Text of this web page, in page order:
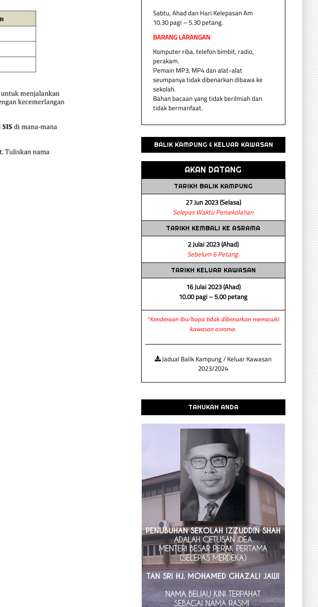
Sabtu, Ahad dan Hari Kelepasan Am
10.30 pagi – 5.30 petang.
BARANG LARANGAN
Komputer riba, telefon bimbit, radio,
perakam.
Pemain MP3, MP4 dan alat-alat
seumpanya tidak dibenarkan dibawa ke
sekolah.
Bahan bacaan yang tidak berilmiah dan
tidak bermanfaat.
BALIK KAMPUNG & KELUAR KAWASAN
AKAN DATANG
TARIKH BALIK KAMPUNG
27 Jun 2023 (Selasa)
Selepas Waktu Persekolahan
TARIKH KEMBALI KE ASRAMA
2 Julai 2023 (Ahad)
Sebelum 6 Petang.
TARIKH KELUAR KAWASAN
16 Julai 2023 (Ahad)
10.00 pagi – 5.00 petang
*Kenderaan ibu/bapa tidak dibenarkan memasuki
kawasan asrama.
Jadual Balik Kampung / Keluar Kawasan
2023/2024
TAHUKAH ANDA